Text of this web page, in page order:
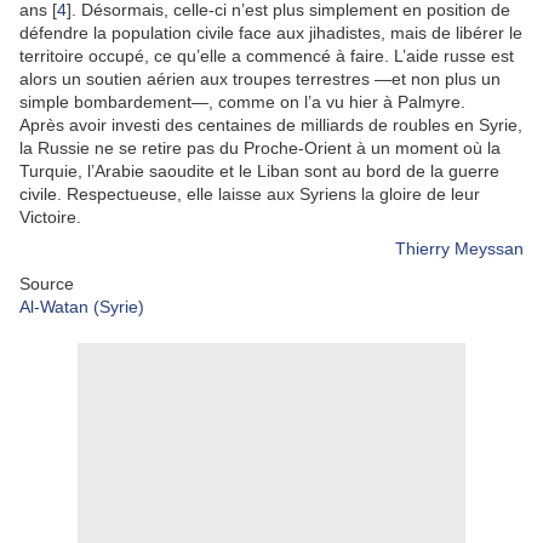
ans [4]. Désormais, celle-ci n’est plus simplement en position de
défendre la population civile face aux jihadistes, mais de libérer le
territoire occupé, ce qu’elle a commencé à faire. L’aide russe est
alors un soutien aérien aux troupes terrestres —et non plus un
simple bombardement—, comme on l’a vu hier à Palmyre.
Après avoir investi des centaines de milliards de roubles en Syrie,
la Russie ne se retire pas du Proche-Orient à un moment où la
Turquie, l’Arabie saoudite et le Liban sont au bord de la guerre
civile. Respectueuse, elle laisse aux Syriens la gloire de leur
Victoire.
Thierry Meyssan
Source
Al-Watan (Syrie)